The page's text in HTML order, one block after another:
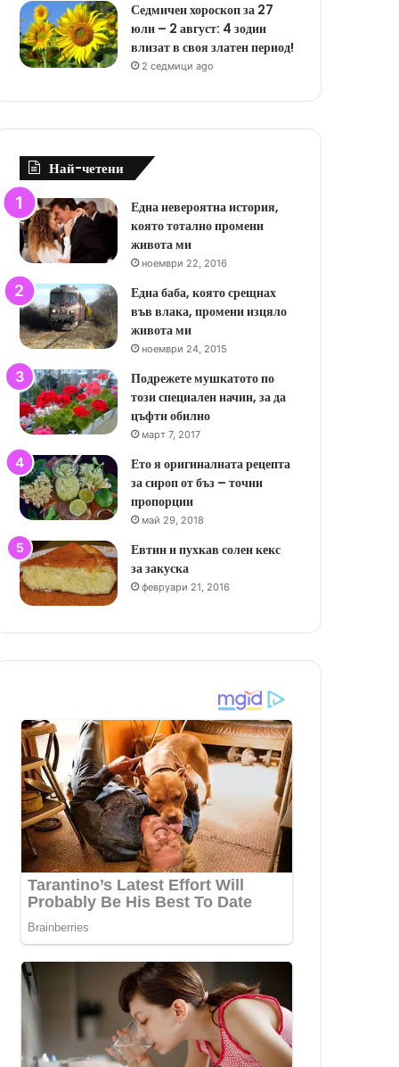
Седмичен хороскоп за 27
юли – 2 август: 4 зодии
влизат в своя златен период!
2 седмици ago
Най-четени
Една невероятна история,
която тотално промени
живота ми
ноември 22, 2016
Една баба, която срещнах
във влака, промени изцяло
живота ми
ноември 24, 2015
Подрежете мушкатото по
този специален начин, за да
цъфти обилно
март 7, 2017
Ето я оригиналната рецепта
за сироп от бъз – точни
пропорции
май 29, 2018
Евтин и пухкав солен кекс
за закуска
февруари 21, 2016